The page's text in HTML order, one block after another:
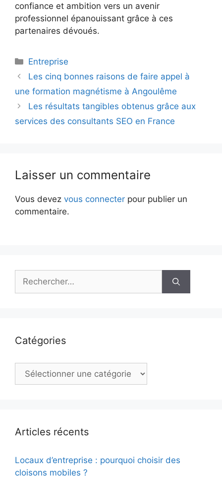
confiance et ambition vers un avenir
professionnel épanouissant grâce à ces
partenaires dévoués.
Catégories
Entreprise
Les cinq bonnes raisons de faire appel à
une formation magnétisme à Angoulême
Les résultats tangibles obtenus grâce aux
services des consultants SEO en France
Laisser un commentaire
Vous devez vous connecter pour publier un
commentaire.
Rechercher :
Catégories
Catégories
Articles récents
Locaux d’entreprise : pourquoi choisir des
cloisons mobiles ?